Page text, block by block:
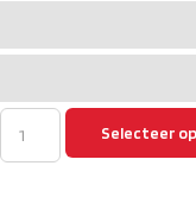
Selecteer